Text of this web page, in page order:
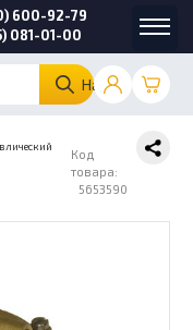
Найти
600-92-79
081-01-00
Код
товара:
5653590